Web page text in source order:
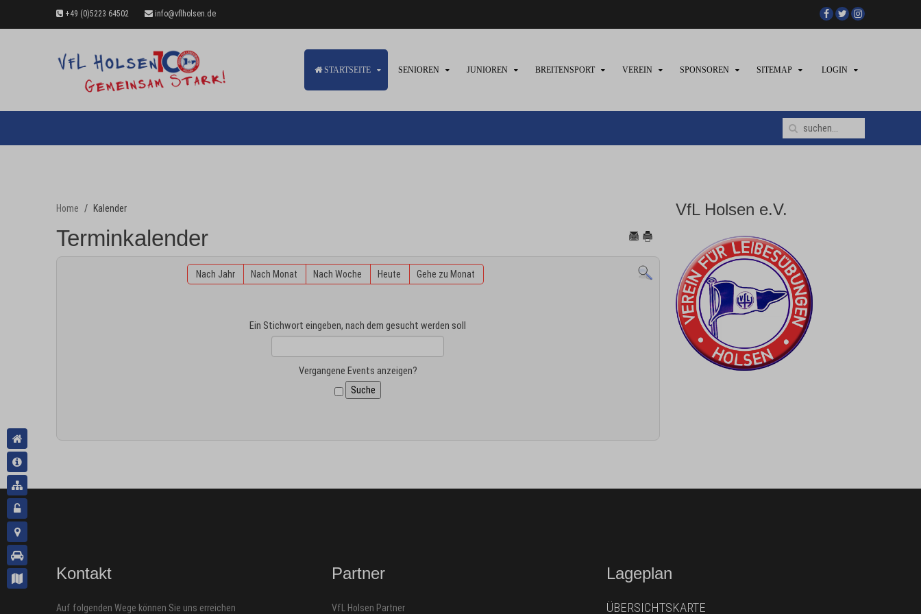
+49 (0)5223 64502 info@vflholsen.de
STARTSEITE SENIOREN JUNIOREN BREITENSPORT VEREIN SPONSOREN SITEMAP LOGIN
Home Kalender
Terminkalender
Nach Jahr Nach Monat Nach Woche Heute Gehe zu Monat
Ein Stichwort eingeben, nach dem gesucht werden soll
Vergangene Events anzeigen?
VfL Holsen e.V.
Kontakt
Auf folgenden Wege können Sie uns erreichen
Partner
VfL Holsen Partner
Lageplan
ÜBERSICHTSKARTE